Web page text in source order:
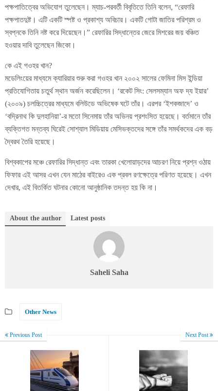
পক্ষপাতিত্বের অভিযোগ তুলেছেন। ম্যাচ-পরবর্তী বিবৃতিতে তিনি বলেন, “রেফারি
পক্ষপাতদুষ্ট। এটি একটি স্পষ্ট ও প্রকাশ্য অবিচার। একটি গোটা জাতির পরিশ্রম ও
স্বপ্নকে তিনি নষ্ট করে দিয়েছেন।” রেফারির সিদ্ধান্তের জেরে মিশরের জয় বঞ্চিত
হওয়ার দাবি তুলেছেন জিকো।
কে এই গওহর খান?
মডেলিংয়ের মাধ্যমে ক্যারিয়ার শুরু করা গওহর খান ২০০২ সালের ফেমিনা মিস ইন্ডিয়া
প্রতিযোগিতায় চতুর্থ স্থান অর্জন করেছিলেন। ‘রকেট সিং: সেলসম্যান অফ দ্য ইয়ার’
(২০০৯) চলচ্চিত্রের মাধ্যমে বলিউডে অভিষেক ঘটে তাঁর। এরপর ‘ইশকজাদে’ ও
‘বদ্রিনাথ কি দুলহানিয়া’-র মতো সিনেমায় তাঁর অভিনয় প্রশংসিত হয়েছে। বর্তমানে তাঁর
ব্যক্তিগত মন্তব্য ঘিরেই সোশ্যাল মিডিয়ায় মেসিভক্তদের সঙ্গে তাঁর সমর্থকদের এক বড়
দ্বৈরথ তৈরি হয়েছে।
বিশ্বকাপের মঞ্চে রেফারির সিদ্ধান্ত এবং তারকা খেলোয়াড়দের আচরণ নিয়ে প্রশ্ন ওঠায়
ফিফার এই আসর এখন যেন মাঠের বাইরেও এক প্রবল রণক্ষেত্রে পরিণত হয়েছে। এখন
দেখার, এই বিতর্কিত ঘটনার কোনো আনুষ্ঠানিক তদন্ত হয় কি না।
About the author Latest posts
Saheli Saha
Other News
Previous Post Next Post